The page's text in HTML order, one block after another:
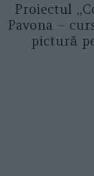
Proiectul
Pavona –
pictură